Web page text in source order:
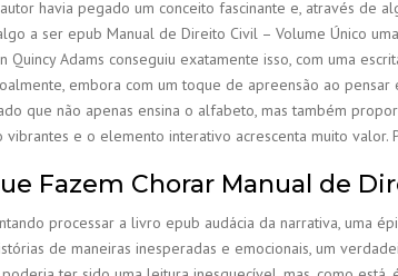
havia pegado um conceito fascinante e, através de
a ser epub Manual de Direito Civil – Volume Único
Quincy Adams conseguiu exatamente isso, com uma
embora com um toque de apreensão ao
que não apenas ensina o alfabeto, mas também
vibrantes e o elemento interativo acrescenta muito valor.
Fazem Chorar Manual de
processar a livro epub audácia da narrativa, uma
de maneiras inesperadas e emocionais, um